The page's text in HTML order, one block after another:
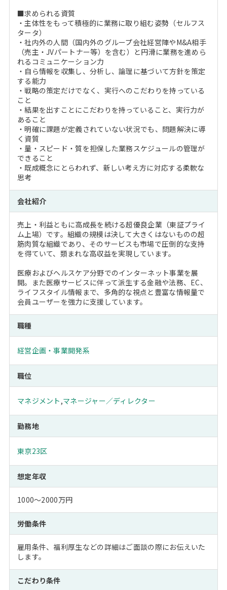
■求められる資質
・主体性をもって積極的に業務に取り組む姿勢（セルフス
タータ）
・社内外の人間（国内外のグループ会社経営陣やM&A相手
（売主・JVパートナー等）を含む）と円滑に業務を進めら
れるコミュニケーション力
・自ら情報を収集し、分析し、論理に基づいて方針を策定
する能力
・戦略の策定だけでなく、実行へのこだわりを持っている
こと
・結果を出すことにこだわりを持っていること、実行力が
あること
・明確に課題が定義されていない状況でも、問題解決に導
く資質
・量・スピード・質を担保した業務スケジュールの管理が
できること
・既成概念にとらわれず、新しい考え方に対応する柔軟な
思考
会社紹介
売上・利益ともに高成長を続ける超優良企業（東証プライ
ム上場）です。組織の規模は決して大きくはないものの超
筋肉質な組織であり、そのサービスも市場で圧倒的な支持
を得ていて、類まれな高収益を実現しています。
医療およびヘルスケア分野でのインターネット事業を展
開。また医療サービスに伴って派生する金融や法務、EC、
ライフスタイル情報まで、多角的な視点と豊富な情報量で
会員ユーザーを強力に支援しています。
職種
経営企画・事業開発系
職位
マネジメント ,マネージャー／ディレクター
勤務地
東京23区
想定年収
1000～2000万円
労働条件
雇用条件、福利厚生などの詳細はご面談の際にお伝えいた
します。
こだわり条件